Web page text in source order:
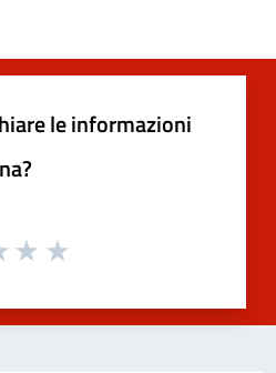
le informazioni